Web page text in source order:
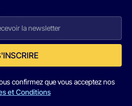
confirmez que vous acceptez nos
et Conditions